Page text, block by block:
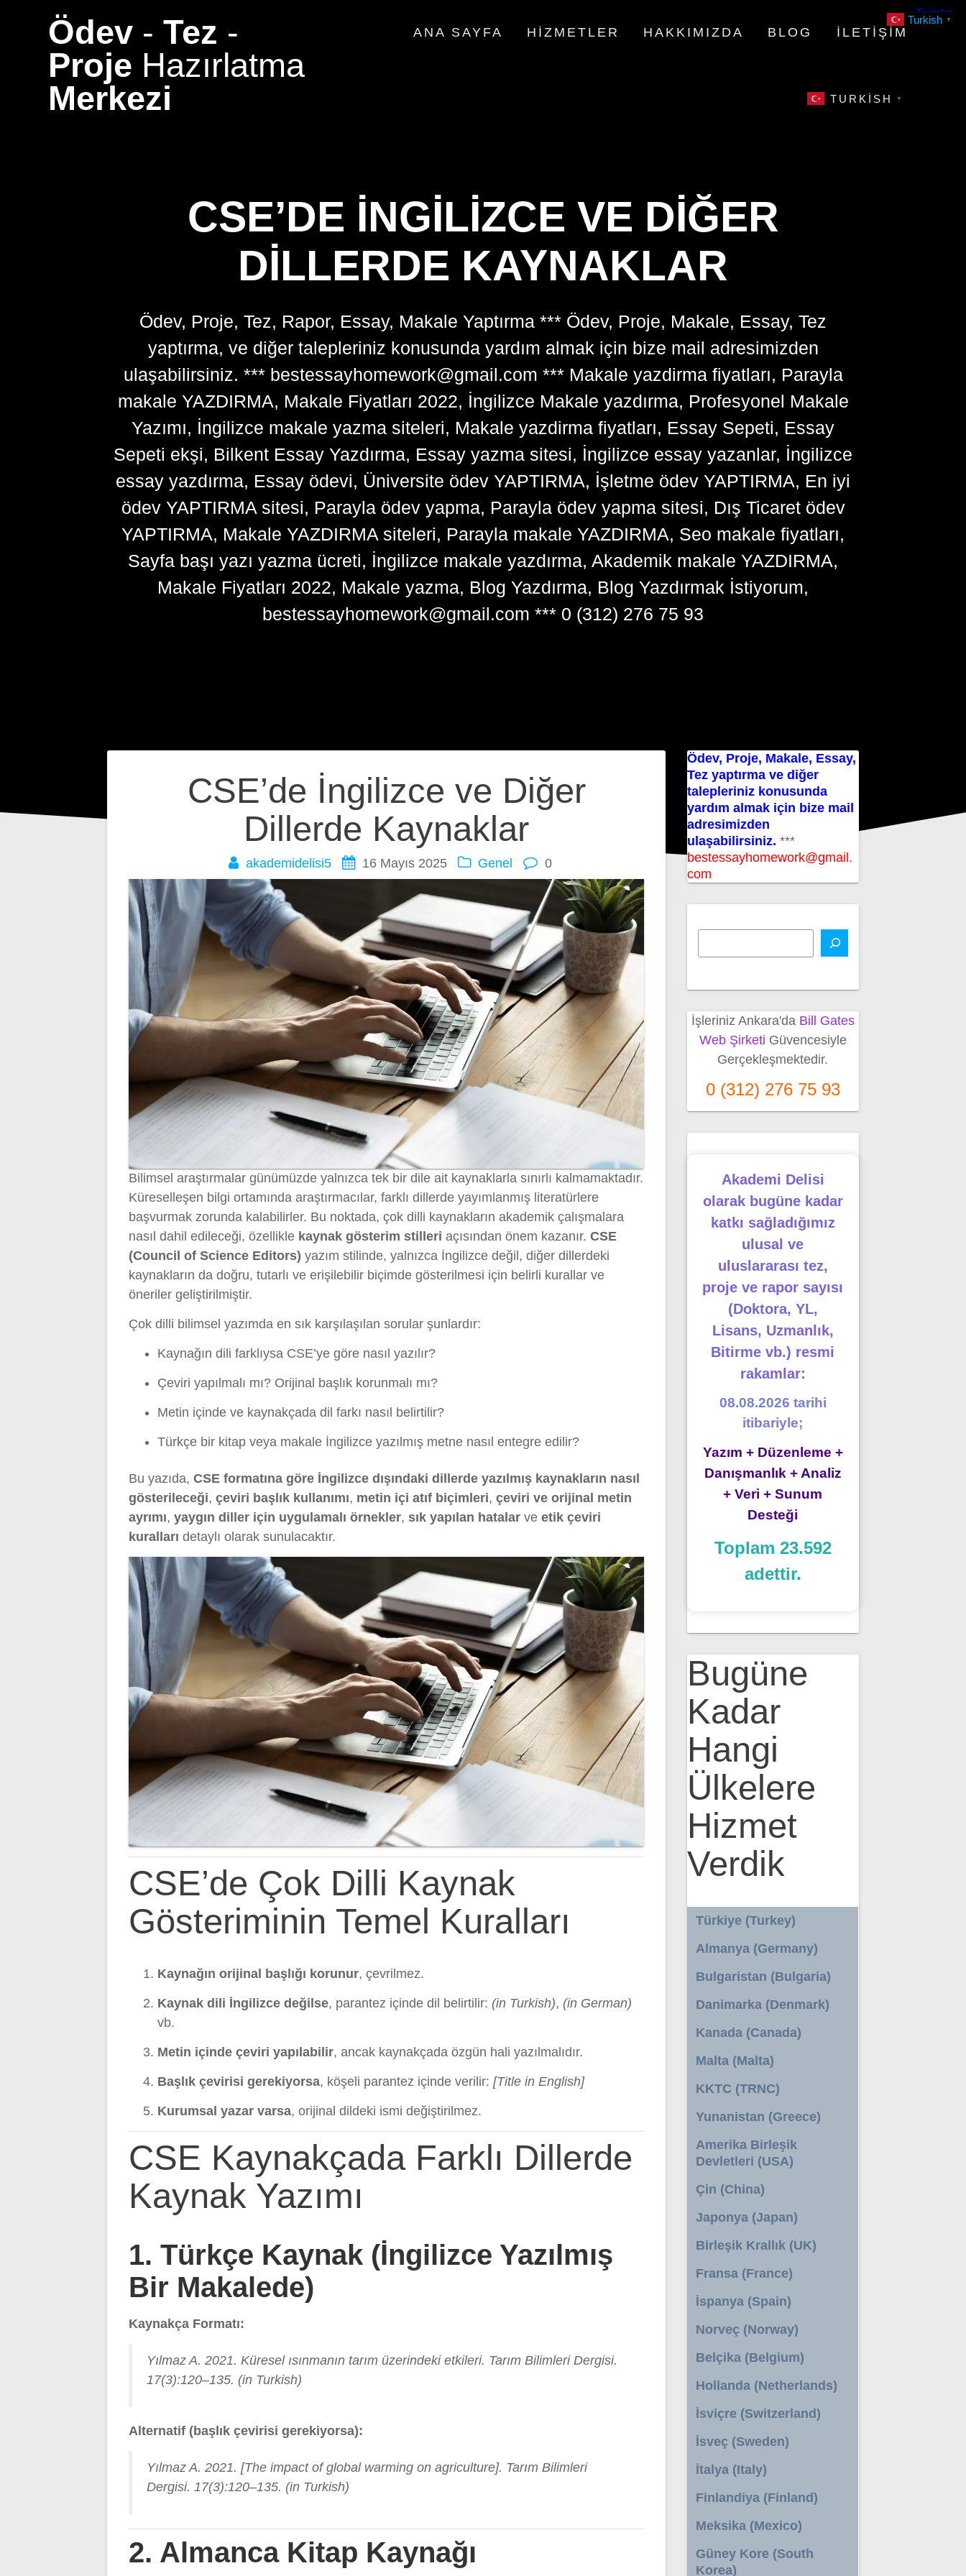
Ödev - Tez -
Proje Hazırlatma
Merkezi
ANA SAYFA HIZMETLER HAKKIMIZDA BLOG İLETIŞIM
TURKISH ▼
CSE’DE İNGILIZCE VE DIĞER
DILLERDE KAYNAKLAR
Ödev, Proje, Tez, Rapor, Essay, Makale Yaptırma *** Ödev, Proje, Makale, Essay, Tez
yaptırma, ve diğer talepleriniz konusunda yardım almak için bize mail adresimizden
ulaşabilirsiniz. *** bestessayhomework@gmail.com *** Makale yazdirma fiyatları, Parayla
makale YAZDIRMA, Makale Fiyatları 2022, İngilizce Makale yazdırma, Profesyonel Makale
Yazımı, İngilizce makale yazma siteleri, Makale yazdirma fiyatları, Essay Sepeti, Essay
Sepeti ekşi, Bilkent Essay Yazdırma, Essay yazma sitesi, İngilizce essay yazanlar, İngilizce
essay yazdırma, Essay ödevi, Üniversite ödev YAPTIRMA, İşletme ödev YAPTIRMA, En iyi
ödev YAPTIRMA sitesi, Parayla ödev yapma, Parayla ödev yapma sitesi, Dış Ticaret ödev
YAPTIRMA, Makale YAZDIRMA siteleri, Parayla makale YAZDIRMA, Seo makale fiyatları,
Sayfa başı yazı yazma ücreti, İngilizce makale yazdırma, Akademik makale YAZDIRMA,
Makale Fiyatları 2022, Makale yazma, Blog Yazdırma, Blog Yazdırmak İstiyorum,
bestessayhomework@gmail.com *** 0 (312) 276 75 93
CSE’de İngilizce ve Diğer
Dillerde Kaynaklar
akademidelisi5 16 Mayıs 2025 Genel 0
Bilimsel araştırmalar günümüzde yalnızca tek bir dile ait kaynaklarla sınırlı kalmamaktadır.
Küreselleşen bilgi ortamında araştırmacılar, farklı dillerde yayımlanmış literatürlere
başvurmak zorunda kalabilirler. Bu noktada, çok dilli kaynakların akademik çalışmalara
nasıl dahil edileceği, özellikle kaynak gösterim stilleri açısından önem kazanır.CSE
(Council of Science Editors) yazım stilinde, yalnızca İngilizce değil, diğer dillerdeki
kaynakların da doğru, tutarlı ve erişilebilir biçimde gösterilmesi için belirli kurallar ve
öneriler geliştirilmiştir.
Çok dilli bilimsel yazımda en sık karşılaşılan sorular şunlardır:
Kaynağın dili farklıysa CSE’ye göre nasıl yazılır?
Çeviri yapılmalı mı? Orijinal başlık korunmalı mı?
Metin içinde ve kaynakçada dil farkı nasıl belirtilir?
Türkçe bir kitap veya makale İngilizce yazılmış metne nasıl entegre edilir?
Bu yazıda,CSE formatına göre İngilizce dışındaki dillerde yazılmış kaynakların nasıl
gösterileceği,çeviri başlık kullanımı, metin içi atıf biçimleri,çeviri ve orijinal metin
ayrımı,yaygın diller için uygulamalı örnekler, sık yapılan hatalar veetik çeviri
kuralları detaylı olarak sunulacaktır.
CSE’de Çok Dilli Kaynak
Gösteriminin Temel Kuralları
Kaynağın orijinal başlığı korunur, çevrilmez.
Kaynak dili İngilizce değilse, parantez içinde dil belirtilir: (in Turkish), (in German)
vb.
Metin içinde çeviri yapılabilir, ancak kaynakçada özgün hali yazılmalıdır.
Başlık çevirisi gerekiyorsa, köşeli parantez içinde verilir:[Title in English]
Kurumsal yazar varsa, orijinal dildeki ismi değiştirilmez.
CSE Kaynakçada Farklı Dillerde
Kaynak Yazımı
1. Türkçe Kaynak (İngilizce Yazılmış
Bir Makalede)
Kaynakça Formatı:
Yılmaz A. 2021. Küresel ısınmanın tarım üzerindeki etkileri. Tarım Bilimleri Dergisi.
17(3):120–135. (in Turkish)
Alternatif (başlık çevirisi gerekiyorsa):
Yılmaz A. 2021. [The impact of global warming on agriculture]. Tarım Bilimleri
Dergisi. 17(3):120–135. (in Turkish)
2. Almanca Kitap Kaynağı
gezinmesi
Ödev, Proje, Makale, Essay,
Tez yaptırma ve diğer
talepleriniz konusunda
yardım almak için bize mail
adresimizden
ulaşabilirsiniz. ***
bestessayhomework@gmail.
com
İşleriniz Ankara'da Bill Gates
Web Şirketi Güvencesiyle
Gerçekleşmektedir.
0 (312) 276 75 93
Akademi Delisi
olarak bugüne kadar
katkı sağladığımız
ulusal ve
uluslararası tez,
proje ve rapor sayısı
(Doktora, YL,
Lisans, Uzmanlık,
Bitirme vb.) resmi
rakamlar:
08.08.2026 tarihi
itibariyle;
Yazım + Düzenleme +
Danışmanlık + Analiz
+ Veri + Sunum
Desteği
Toplam 23.592
adettir.
Bugüne
Kadar
Hangi
Ülkelere
Hizmet
Verdik
Türkiye (Turkey)
Almanya (Germany)
Bulgaristan (Bulgaria)
Danimarka (Denmark)
Kanada (Canada)
Malta (Malta)
KKTC (TRNC)
Yunanistan (Greece)
Amerika Birleşik
Devletleri (USA)
Çin (China)
Japonya (Japan)
Birleşik Krallık (UK)
Fransa (France)
İspanya (Spain)
Norveç (Norway)
Belçika (Belgium)
Hollanda (Netherlands)
İsviçre (Switzerland)
İsveç (Sweden)
İtalya (Italy)
Finlandiya (Finland)
Meksika (Mexico)
Güney Kore (South
Korea)
Turkish ▼